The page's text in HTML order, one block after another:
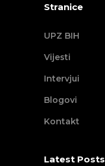
Stranice
UPZ BIH
Vijesti
Intervjui
Blogovi
Kontakt
Latest Posts